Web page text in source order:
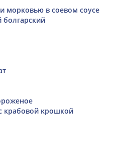
морковью в соевом соусе
крабовой крошкой